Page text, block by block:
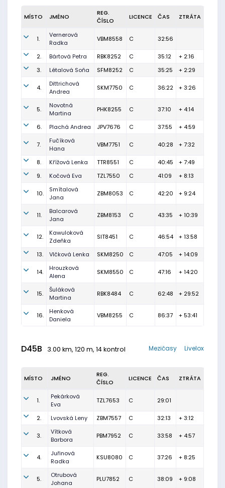
MÍSTO JMÉNO
REG.
ČÍSLO
LICENCE ČAS ZTRÁTA
1.
Vernerová
Radka
VBM8558 C 32:56
2. Bártová Petra RBK8252 C 35:12
+ 2:16
3.
Létalová Soňa SFM8252 C 35:25 + 2:29
4.
Dittrichová
Andrea
SKM7750 C 36:22 + 3:26
5.
Novotná
Martina
PHK8255 C 37:10 + 4:14
6. Plachá Andrea JPV7676 C 37:55 + 4:59
7.
Fučíková
Hana
VBM7751 C 40:28 + 7:32
8. Křížová Lenka TTR8551 C 40:45
+ 7:49
9.
Kočová Eva TZL7550 C 41:09 + 8:13
10.
Smítalová
Jana
ZBM8053 C 42:20 + 9:24
11.
Balcarová
Jana
ZBM8153 C 43:35 + 10:39
12.
Kawuloková
Zdeňka
SIT8451 C 46:54 + 13:58
13. Vlčková Lenka SKM8250 C 47:05 + 14:09
14.
Hrouzková
Alena
SKM8550 C 47:16 + 14:20
15.
Šuláková
Martina
RBK8484 C 62:48 + 29:52
16.
Henková
Daniela
VBM8255 C 86:37 + 53:41
D45B 3.00 km, 120 m, 14 kontrol Livelox
Mezičasy
MÍSTO JMÉNO
REG.
ČÍSLO
LICENCE ČAS ZTRÁTA
1.
Pekárková
Eva
TZL7653 C 29:01
2. Lvovská Leny ZBM7557 C 32:13 + 3:12
3.
Vítková
Barbora
PBM7952 C 33:58 + 4:57
4.
Juřinová
Radka
KSU8080 C 37:26 + 8:25
5.
Otrubová
Johana
PLU7852 C 38:09 + 9:08